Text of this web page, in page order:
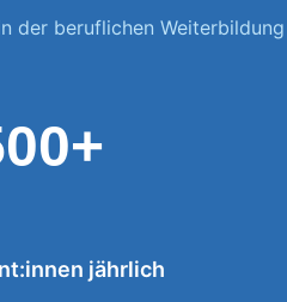
der beruflichen Weiterbildung
jährlich